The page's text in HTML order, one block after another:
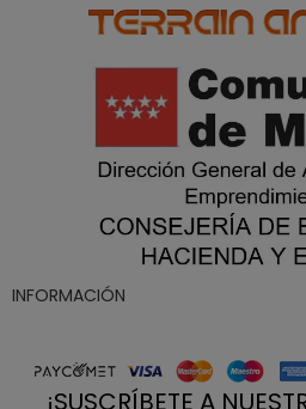
INFORMACIÓN
¡SUSCRÍBETE A